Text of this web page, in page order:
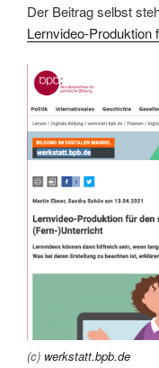
Der Beitrag selbst
Lernvideo-Produktion
(c) werkstatt.bpb.de